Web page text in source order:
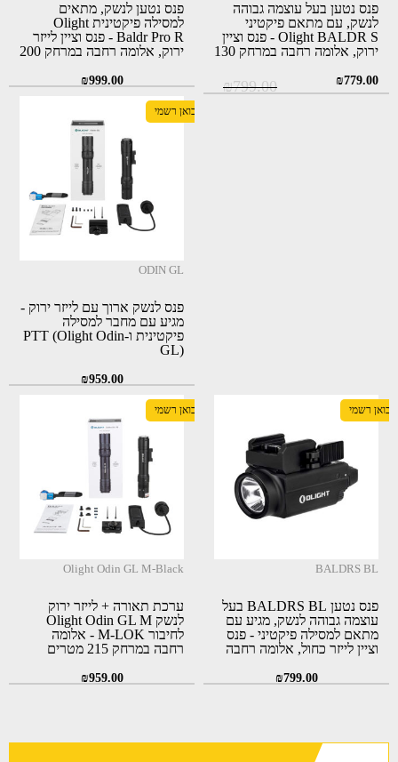
פנס נטען בעל עוצמה גבוהה
לנשק, עם מתאם פיקטיני
Olight BALDR S - פנס וציין
ירוק, אלומה רחבה במרחק 130
₪799.00המחיר
₪779.00
המחיר
פנס נטען לנשק, מתאים
למסילה פיקטינית Olight
Baldr Pro R - פנס וציין לייזר
ירוק, אלומה רחבה במרחק 200
₪999.00
יבואן רשמי
ODIN GL
פנס לנשק ארוך עם לייזר ירוק -
מגיע עם מחבר למסילה
פיקטינית ו-PTT (Olight Odin
GL)
₪959.00
יבואן רשמי
BALDRS BL
פנס נטען BALDRS BL בעל
עוצמה גבוהה לנשק, מגיע עם
מתאם למסילה פיקטיני - פנס
וציין לייזר כחול, אלומה רחבה
₪799.00
יבואן רשמי
Olight Odin GL M-Black
ערכת תאורה + לייזר ירוק
לנשק Olight Odin GL M
לחיבור M-LOK - אלומה
רחבה במרחק 215 מטרים
₪959.00